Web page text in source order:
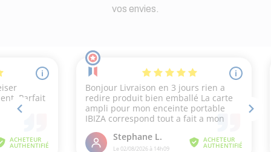
vos envies.